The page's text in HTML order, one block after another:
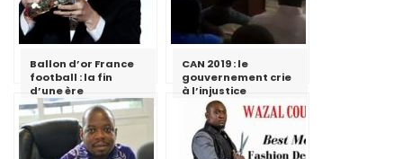
Ballon d’or France
football : la fin
d’une ère
CAN 2019 : le
gouvernement crie
à l’injustice